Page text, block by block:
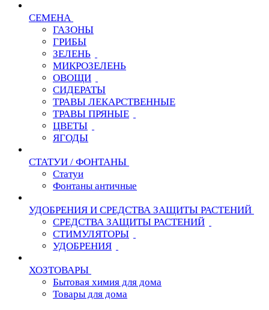
СЕМЕНА
ГАЗОНЫ
ГРИБЫ
ЗЕЛЕНЬ
МИКРОЗЕЛЕНЬ
ОВОЩИ
СИДЕРАТЫ
ТРАВЫ ЛЕКАРСТВЕННЫЕ
ТРАВЫ ПРЯНЫЕ
ЦВЕТЫ
ЯГОДЫ
СТАТУИ / ФОНТАНЫ
Статуи
Фонтаны античные
УДОБРЕНИЯ И СРЕДСТВА ЗАЩИТЫ РАСТЕНИЙ
СРЕДСТВА ЗАЩИТЫ РАСТЕНИЙ
СТИМУЛЯТОРЫ
УДОБРЕНИЯ
ХОЗТОВАРЫ
Бытовая химия для дома
Товары для дома